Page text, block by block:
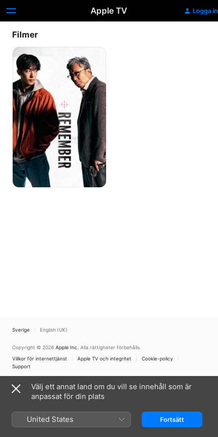
Apple TV Logga in
Filmer
Remember
Sverige English (UK)
Copyright © 2026 Apple Inc. Alla rättigheter förbehålls.
Villkor för internettjänst
Apple TV och integritet
Cookie-policy
Support
Välj ett annat land om du vill se innehåll som är
anpassat för din plats
United States Fortsätt